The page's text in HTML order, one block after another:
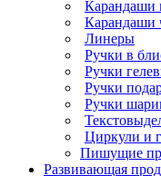
Карандаши
Карандаши
Линеры
Ручки в
Ручки
Ручки
Ручки
Циркули и
Пишущие
Развивающая